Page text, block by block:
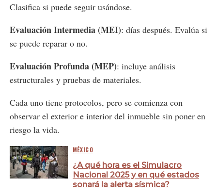
Clasifica si puede seguir usándose.
Evaluación Intermedia (MEI): días después. Evalúa si
se puede reparar o no.
Evaluación Profunda (MEP): incluye análisis
estructurales y pruebas de materiales.
Cada uno tiene protocolos, pero se comienza con
observar el exterior e interior del inmueble sin poner en
riesgo la vida.
MÉXICO
¿A qué hora es el Simulacro
Nacional 2025 y en qué estados
sonará la alerta sísmica?